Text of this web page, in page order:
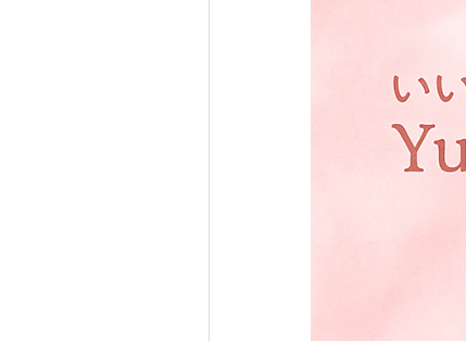
（
（Instrumental）